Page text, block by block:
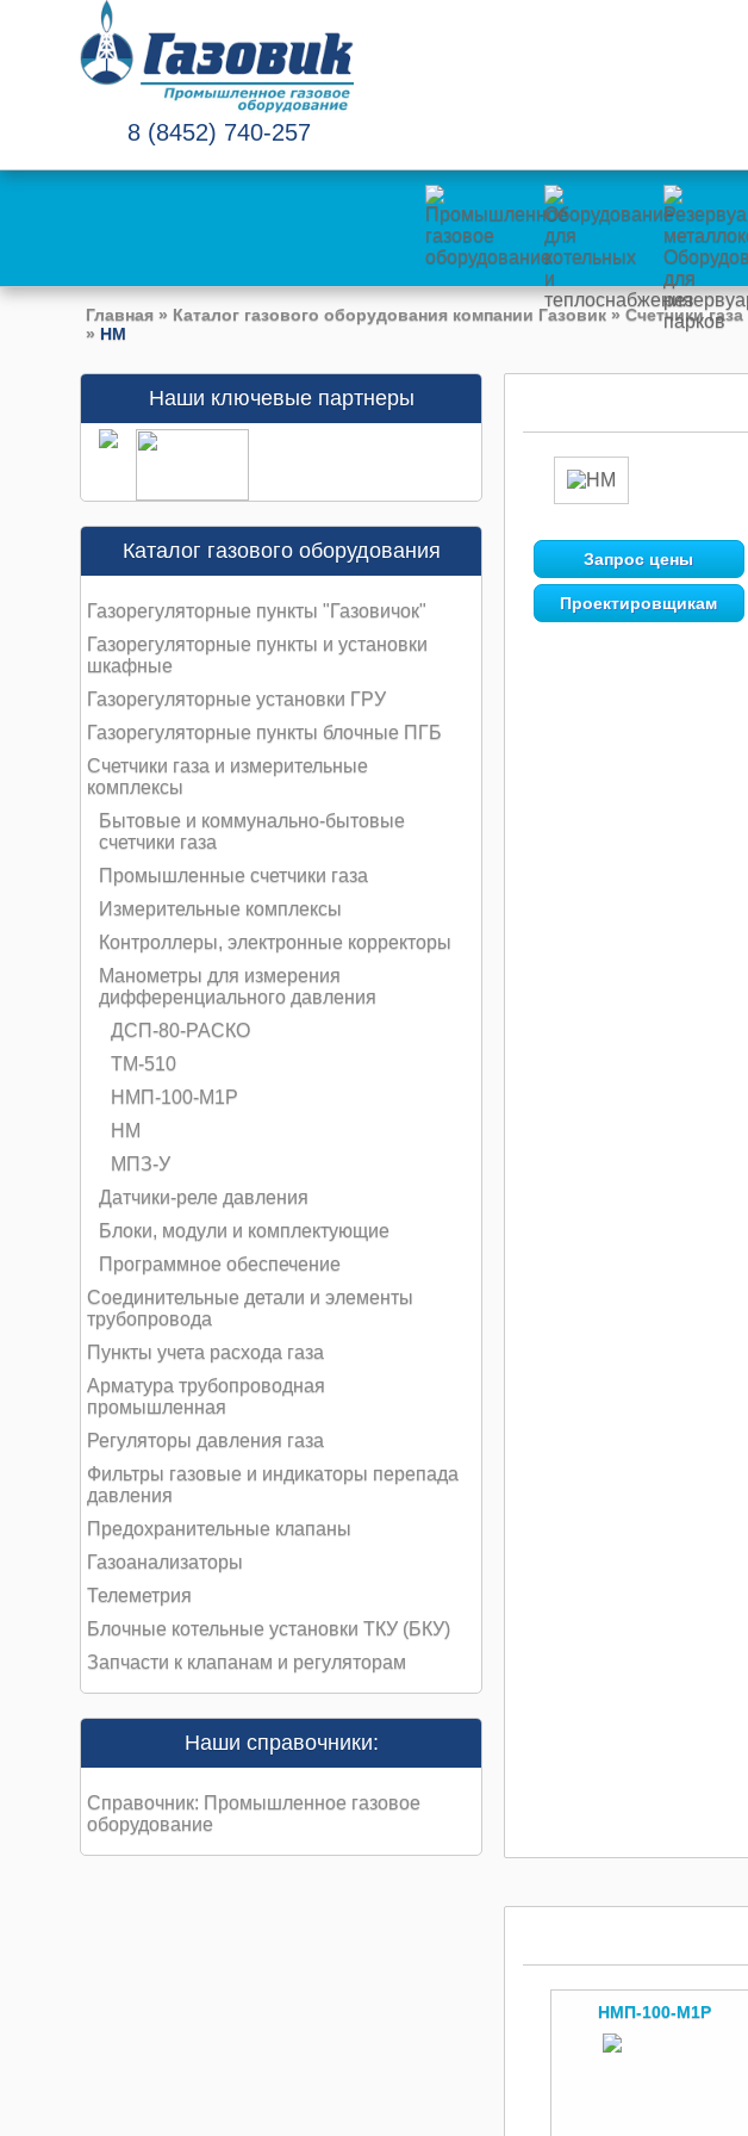
8 (8452) 740-257
Главная » Каталог газового оборудования компании Газовик »Счетчики
» НМ
Наши ключевые партнеры
Каталог газового оборудования
Газорегуляторные пункты "Газовичок"
Газорегуляторные пункты и установки
шкафные
Газорегуляторные установки ГРУ
Газорегуляторные пункты блочные ПГБ
Счетчики газа и измерительные
комплексы
Бытовые и коммунально-бытовые
счетчики газа
Промышленные счетчики газа
Измерительные комплексы
Контроллеры, электронные корректоры
Манометры для измерения
дифференциального давления
ДСП-80-РАСКО
ТМ-510
НМП-100-М1Р
НМ
МПЗ-У
Датчики-реле давления
Блоки, модули и комплектующие
Программное обеспечение
Соединительные детали и элементы
трубопровода
Пункты учета расхода газа
Арматура трубопроводная
промышленная
Регуляторы давления газа
Фильтры газовые и индикаторы перепада
давления
Предохранительные клапаны
Газоанализаторы
Телеметрия
Блочные котельные установки ТКУ (БКУ)
Запчасти к клапанам и регуляторам
Наши справочники:
Справочник: Промышленное газовое
оборудование
Запрос цены
Проектировщикам
НМП-100-М1Р